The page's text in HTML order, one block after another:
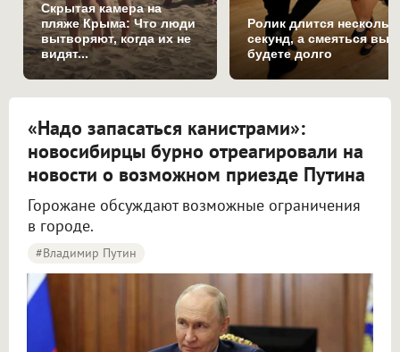
Скрытая камера на
пляже Крыма: Что люди
вытворяют, когда их не
видят...
Ролик длится
секунд, а смеяться вы
будете долго
«Надо запасаться канистрами»:
новосибирцы бурно отреагировали на
новости о возможном приезде Путина
Горожане обсуждают возможные ограничения
в городе.
#Владимир Путин